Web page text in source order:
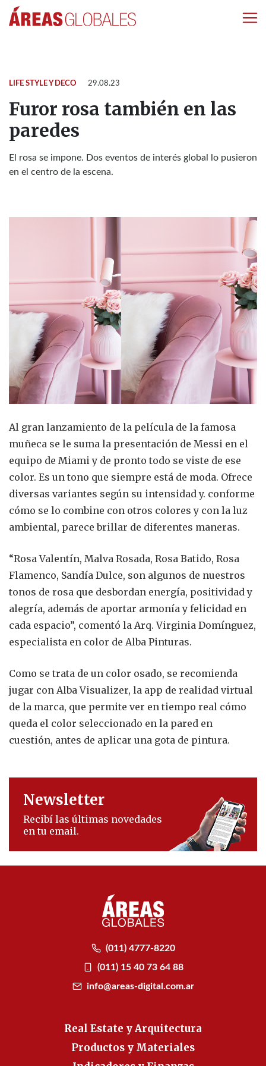
LIFE STYLE Y DECO 29.08.23
Furor rosa también en las
paredes
El rosa se impone. Dos eventos de interés global lo pusieron
en el centro de la escena.
Al gran lanzamiento de la película de la famosa
muñeca se le suma la presentación de Messi en el
equipo de Miami y de pronto todo se viste de ese
color. Es un tono que siempre está de moda. Ofrece
diversas variantes según su intensidad y. conforme
cómo se lo combine con otros colores y con la luz
ambiental, parece brillar de diferentes maneras.
“Rosa Valentín, Malva Rosada, Rosa Batido, Rosa
Flamenco, Sandía Dulce, son algunos de nuestros
tonos de rosa que desbordan energía, positividad y
alegría, además de aportar armonía y felicidad en
cada espacio”, comentó la Arq. Virginia Domínguez,
especialista en color de Alba Pinturas.
Como se trata de un color osado, se recomienda
jugar con Alba Visualizer, la app de realidad virtual
de la marca, que permite ver en tiempo real cómo
queda el color seleccionado en la pared en
cuestión, antes de aplicar una gota de pintura.
Newsletter
Recibí las últimas novedades
en tu email.
(011) 4777-8220
(011) 15 40 73 64 88
info@areas-digital.com.ar
Real Estate y Arquitectura
Productos y Materiales